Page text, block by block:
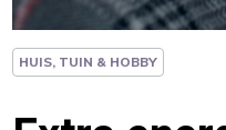
HUIS, TUIN & HOBBY